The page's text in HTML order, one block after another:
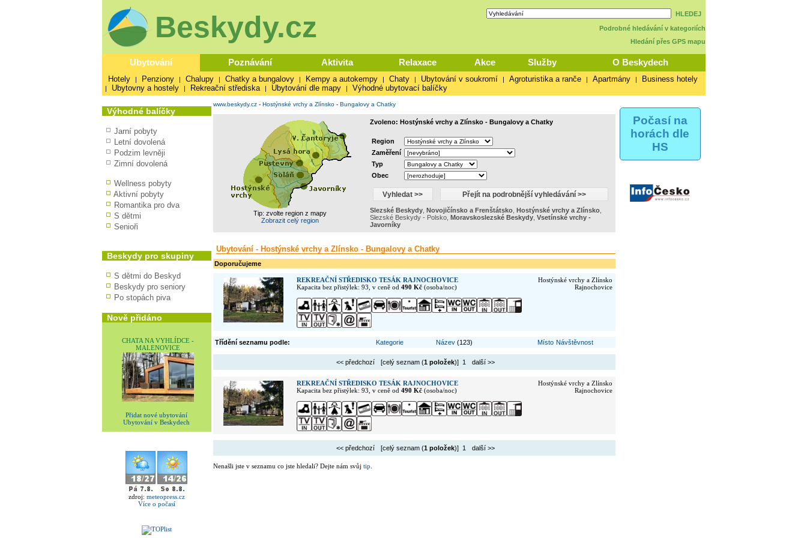
Beskydy.cz
HLEDEJ
Podrobné hledávání v kategoriích
Hledání přes GPS mapu
Ubytování Poznávání Aktivita Relaxace Akce Služby O Beskydech
Hotely | Penziony | Chalupy | Chatky a bungalovy | Kempy a autokempy | Chaty | Ubytování v soukromí | Agroturistika a ranče | Apartmány | Business hotely
| Ubytovny a hostely | Rekreační střediska | Ubytování dle mapy | Výhodné ubytovací balíčky
Počasí na
horách dle
HS
Výhodné balíčky
Jarní pobyty
Letní dovolená
Podzim levněji
Zimní dovolená
Wellness pobyty
Aktivní pobyty
Romantika pro dva
S dětmi
Senioři
Beskydy pro skupiny
S dětmi do Beskyd
Beskydy pro seniory
Po stopách piva
Nově přidáno
CHATA NA VYHLÍDCE -
MALENOVICE
Přidat nové ubytování
Ubytování v Beskydech
zdroj: meteopress.cz
Více o počasí
www.beskydy.cz- Hostýnské vrchy a Zlínsko- Bungalovy a Chatky
Tip: zvolte region z mapy
Zobrazit celý region
Zvoleno: Hostýnské vrchy a Zlínsko - Bungalovy a Chatky
Region
Zaměření
Typ
Obec
Slezské Beskydy, Novojičínsko a Frenštátsko, Hostýnské vrchy a Zlínsko,
Slezské Beskydy - Polsko, Moravskoslezské Beskydy, Vsetínské vrchy -
Javorníky
Ubytování - Hostýnské vrchy a Zlínsko - Bungalovy a Chatky
Doporučujeme
REKREAČNÍ STŘEDISKO TESÁK RAJNOCHOVICE
Kapacita bez přistýlek: 93, v ceně od 490 Kč(osoba/noc)
Hostýnské vrchy a Zlínsko
Rajnochovice
Třídění seznamu podle: Kategorie Název(123) Místo Návštěvnost
<< předchozí [celý seznam (1 položek)] 1 další >>
REKREAČNÍ STŘEDISKO TESÁK RAJNOCHOVICE
Kapacita bez přistýlek: 93, v ceně od 490 Kč(osoba/noc)
Hostýnské vrchy a Zlínsko
Rajnochovice
<< předchozí [celý seznam (1 položek)] 1 další >>
Nenašli jste v seznamu co jste hledali? Dejte nám svůj tip